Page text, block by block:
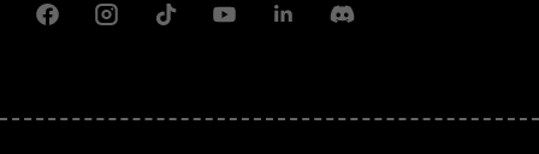
FacebookInstagramTiktokYoutubeLinkedinDiscord